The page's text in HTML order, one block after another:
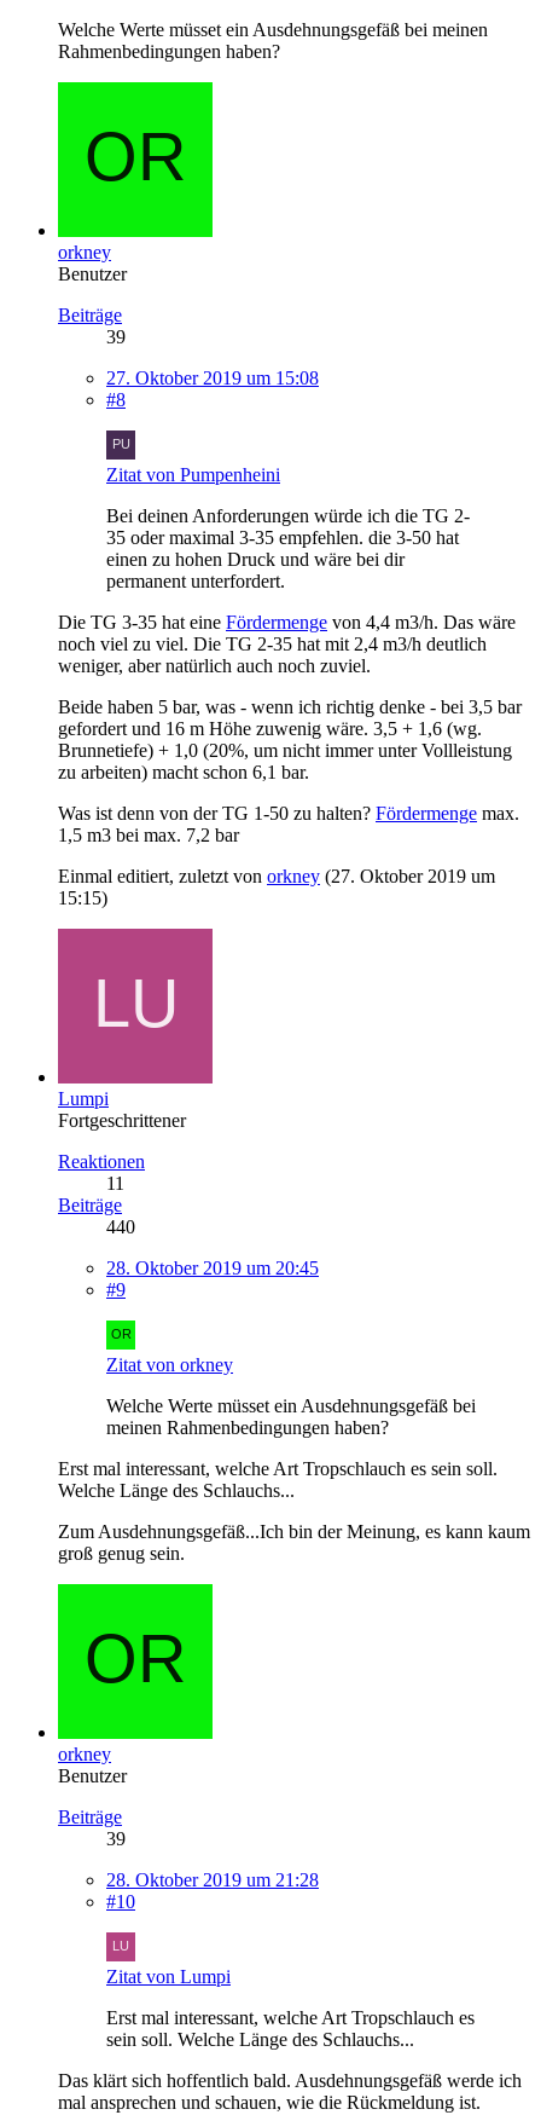
Welche Werte müsset ein Ausdehnungsgefäß bei meinen
Rahmenbedingungen haben?
orkney
Benutzer
Beiträge
39
27. Oktober 2019 um 15:08
#8
Zitat von Pumpenheini
Bei deinen Anforderungen würde ich die TG 2-
35 oder maximal 3-35 empfehlen. die 3-50 hat
einen zu hohen Druck und wäre bei dir
permanent unterfordert.
Die TG 3-35 hat eine Fördermenge von 4,4 m3/h. Das wäre
noch viel zu viel. Die TG 2-35 hat mit 2,4 m3/h deutlich
weniger, aber natürlich auch noch zuviel.
Beide haben 5 bar, was - wenn ich richtig denke - bei 3,5 bar
gefordert und 16 m Höhe zuwenig wäre. 3,5 + 1,6 (wg.
Brunnetiefe) + 1,0 (20%, um nicht immer unter Vollleistung
zu arbeiten) macht schon 6,1 bar.
Was ist denn von der TG 1-50 zu halten? Fördermenge max.
1,5 m3 bei max. 7,2 bar
Einmal editiert, zuletzt von orkney (27. Oktober 2019 um
15:15)
Lumpi
Fortgeschrittener
Reaktionen
11
Beiträge
440
28. Oktober 2019 um 20:45
#9
Zitat von orkney
Welche Werte müsset ein Ausdehnungsgefäß bei
meinen Rahmenbedingungen haben?
Erst mal interessant, welche Art Tropschlauch es sein soll.
Welche Länge des Schlauchs...
Zum Ausdehnungsgefäß...Ich bin der Meinung, es kann kaum
groß genug sein.
orkney
Benutzer
Beiträge
39
28. Oktober 2019 um 21:28
#10
Zitat von Lumpi
Erst mal interessant, welche Art Tropschlauch es
sein soll. Welche Länge des Schlauchs...
Das klärt sich hoffentlich bald. Ausdehnungsgefäß werde ich
mal ansprechen und schauen, wie die Rückmeldung ist.